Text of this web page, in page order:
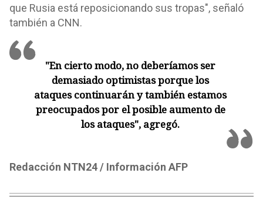
que Rusia está reposicionando sus tropas", señaló
también a CNN.
"En cierto modo, no deberíamos ser
demasiado optimistas porque los
ataques continuarán y también estamos
preocupados por el posible aumento de
los ataques", agregó.
Redacción NTN24 / Información AFP